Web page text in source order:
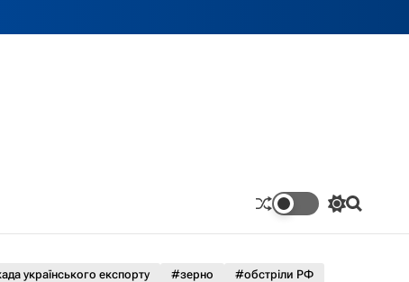
П
м
П
українського експорту #зерно #обстріли РФ